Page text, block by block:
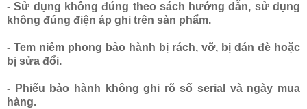
- Sử dụng không đúng theo sách hướng dẫn, sử dụng
không đúng điện áp ghi trên sản phẩm.
- Tem niêm phong bảo hành bị rách, vỡ, bị dán đè hoặc
bị sửa đổi.
- Phiếu bảo hành không ghi rõ số serial và ngày mua
hàng.